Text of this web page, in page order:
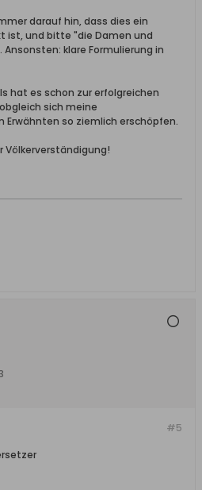
darauf hin, dass dies ein
ist, und bitte "die Damen und
klare Formulierung in
hat es schon zur erfolgreichen
sich meine
Erwähnten so ziemlich erschöpfen.
Völkerverständigung!
#5